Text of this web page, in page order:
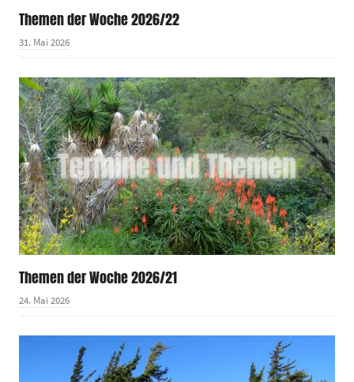
Themen der Woche 2026/22
31. Mai 2026
Themen der Woche 2026/21
24. Mai 2026